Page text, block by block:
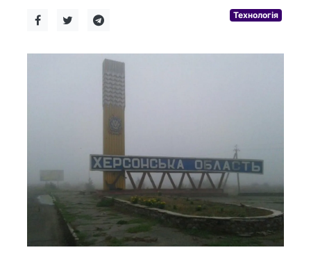
Технологія